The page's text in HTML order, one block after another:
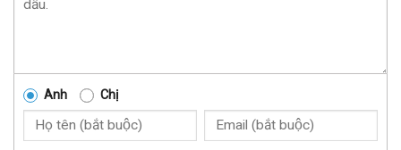
Anh Chị